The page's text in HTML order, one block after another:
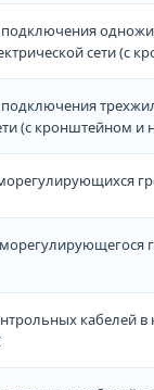
сети (с
(с кронштейном
кабелей